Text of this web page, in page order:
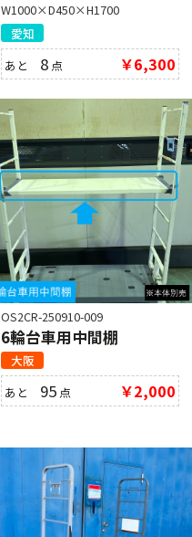
W1000×D450×H1700
愛知
あと 8 点 ￥6,300
OS2CR-250910-009
6輪台車用中間棚
大阪
あと 95 点 ￥2,000